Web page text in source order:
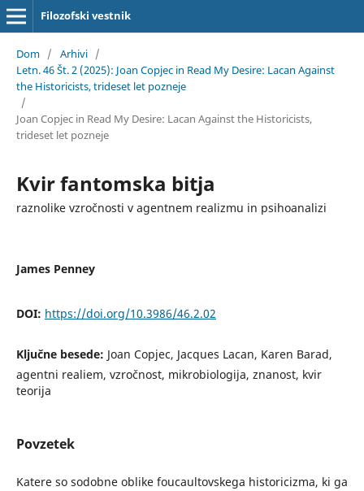
Filozofski vestnik
Dom / Arhivi /
Letn. 46 Št. 2 (2025): Joan Copjec in Read My Desire: Lacan Against
the Historicists, trideset let pozneje
/
Joan Copjec in Read My Desire: Lacan Against the Historicists,
trideset let pozneje
Kvir fantomska bitja
raznolike vzročnosti v agentnem realizmu in psihoanalizi
James Penney
DOI: https://doi.org/10.3986/46.2.02
Ključne besede: Joan Copjec, Jacques Lacan, Karen Barad,
agentni realiem, vzročnost, mikrobiologija, znanost, kvir
teorija
Povzetek
Katere so sodobne oblike foucaultovskega historicizma, ki ga